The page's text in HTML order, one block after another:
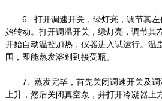
6. 打开调速开关，绿灯亮，调节其左
始转动。打开调温开关，绿灯亮，调节其
开始自动温控加热，仪器进入试运行。温
围，即能蒸发溶剂到接受瓶。
7. 蒸发完毕，首先关闭调速开关及调
上升，然后关闭真空泵，并打开冷凝器上